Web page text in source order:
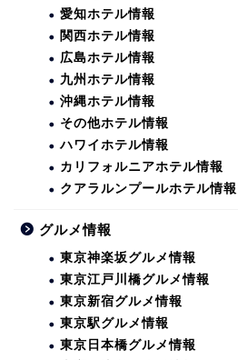
愛知ホテル情報
関西ホテル情報
広島ホテル情報
九州ホテル情報
沖縄ホテル情報
その他ホテル情報
ハワイホテル情報
カリフォルニアホテル情報
クアラルンプールホテル情報
グルメ情報
東京神楽坂グルメ情報
東京江戸川橋グルメ情報
東京新宿グルメ情報
東京駅グルメ情報
東京日本橋グルメ情報